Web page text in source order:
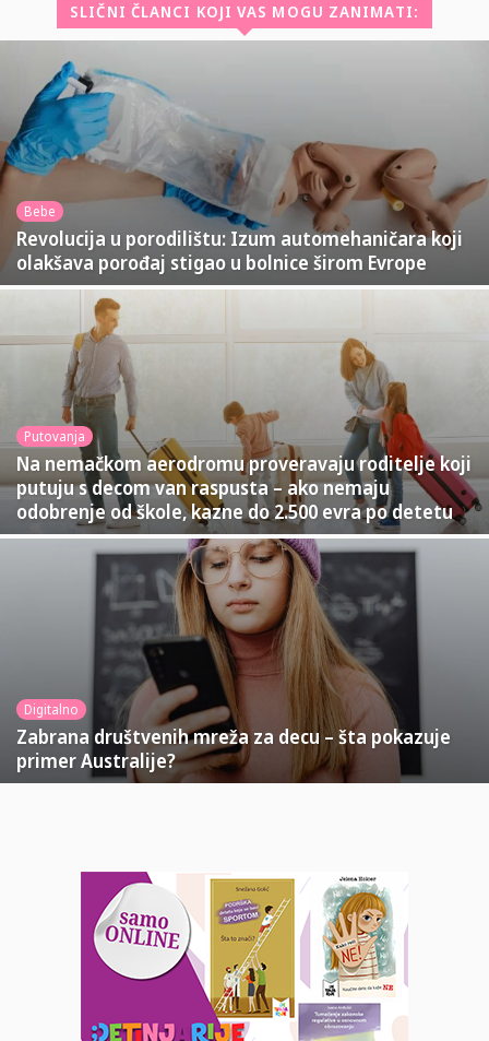
SLIČNI ČLANCI KOJI VAS MOGU ZANIMATI:
Bebe
Revolucija u porodilištu: Izum automehaničara koji
olakšava porođaj stigao u bolnice širom Evrope
Putovanja
Na nemačkom aerodromu proveravaju roditelje koji
putuju s decom van raspusta – ako nemaju
odobrenje od škole, kazne do 2.500 evra po detetu
Digitalno
Zabrana društvenih mreža za decu – šta pokazuje
primer Australije?